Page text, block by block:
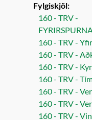
Fylgiskjöl:
160 - TRV -
160 - TRV -
160 - TRV -
160 - TRV -
160 - TRV -
160 - TRV -
160 - TRV -
160 - TRV -